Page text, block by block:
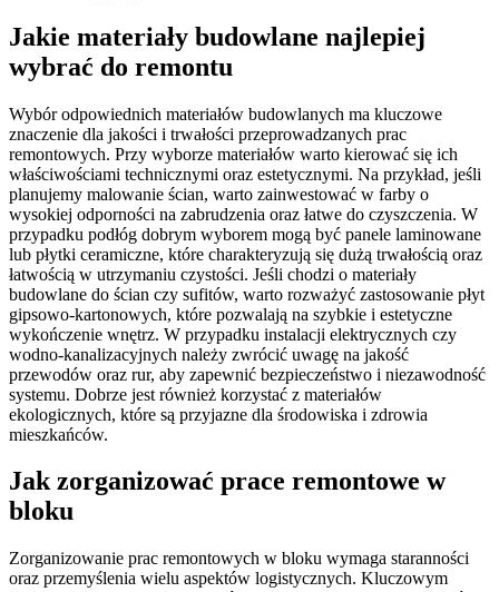
Jakie materiały budowlane najlepiej
wybrać do remontu
Wybór odpowiednich materiałów budowlanych ma kluczowe
znaczenie dla jakości i trwałości przeprowadzanych prac
remontowych. Przy wyborze materiałów warto kierować się ich
właściwościami technicznymi oraz estetycznymi. Na przykład, jeśli
planujemy malowanie ścian, warto zainwestować w farby o
wysokiej odporności na zabrudzenia oraz łatwe do czyszczenia. W
przypadku podłóg dobrym wyborem mogą być panele laminowane
lub płytki ceramiczne, które charakteryzują się dużą trwałością oraz
łatwością w utrzymaniu czystości. Jeśli chodzi o materiały
budowlane do ścian czy sufitów, warto rozważyć zastosowanie płyt
gipsowo-kartonowych, które pozwalają na szybkie i estetyczne
wykończenie wnętrz. W przypadku instalacji elektrycznych czy
wodno-kanalizacyjnych należy zwrócić uwagę na jakość
przewodów oraz rur, aby zapewnić bezpieczeństwo i niezawodność
systemu. Dobrze jest również korzystać z materiałów
ekologicznych, które są przyjazne dla środowiska i zdrowia
mieszkańców.
Jak zorganizować prace remontowe w
bloku
Zorganizowanie prac remontowych w bloku wymaga staranności
oraz przemyślenia wielu aspektów logistycznych. Kluczowym